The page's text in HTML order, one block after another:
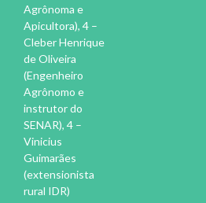
Agrônoma e
Apicultora), 4 –
Cleber Henrique
de Oliveira
(Engenheiro
Agrônomo e
instrutor do
SENAR), 4 –
Vinicius
Guimarães
(extensionista
rural IDR)